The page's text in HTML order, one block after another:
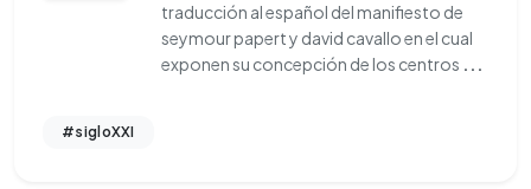
traducción al español del manifiesto de
seymour papert y david cavallo en el cual
exponen su concepción de los centros ...
#sigloXXI